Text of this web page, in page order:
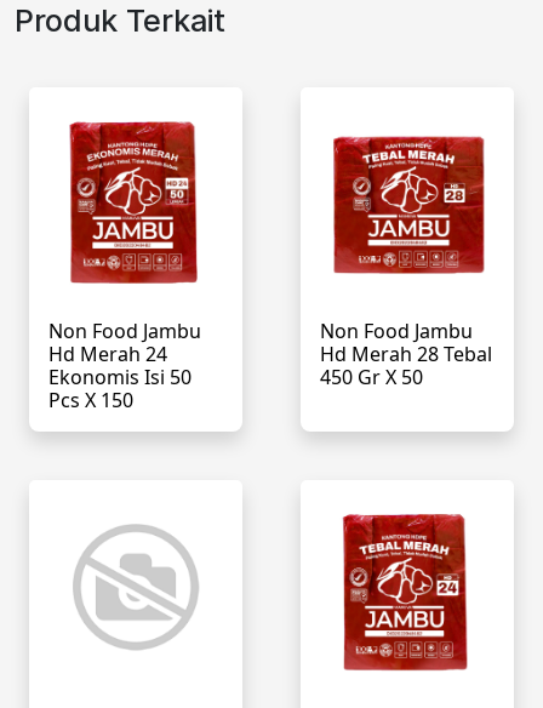
Produk Terkait
Non Food Jambu
Hd Merah 24
Ekonomis Isi 50
Pcs X 150
Non Food Jambu
Hd Merah 28 Tebal
450 Gr X 50